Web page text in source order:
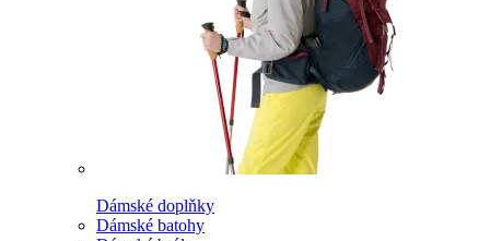
Dámské doplňky
Dámské batohy